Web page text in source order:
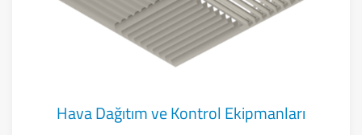
Hava Dağıtım ve Kontrol Ekipmanları